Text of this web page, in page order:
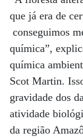
que já era de
conseguimos
química”,
química
Scot Martin.
gravidade dos
atividade
da região